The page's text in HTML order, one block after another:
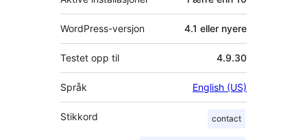
WordPress-versjon 4.1 eller nyere
Testet opp til 4.9.30
Språk English (US)
Stikkord contact